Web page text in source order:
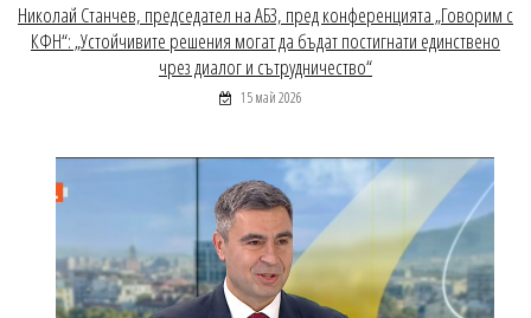
Николай Станчев, председател на АБЗ, пред конференцията „Говорим с
КФН“: „Устойчивите решения могат да бъдат постигнати единствено
чрез диалог и сътрудничество“
15 май 2026